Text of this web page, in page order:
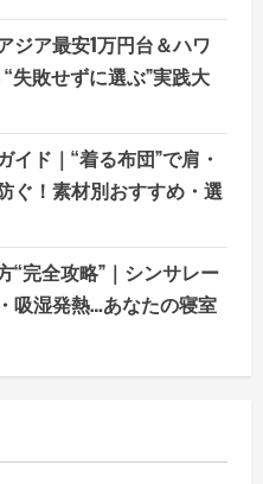
ジア最安1万円台＆ハワ
敗せずに選ぶ”実践大
ド｜“着る布団”で肩・
ぐ！素材別おすすめ・選
“完全攻略”｜シンサレー
吸湿発熱…あなたの寝室